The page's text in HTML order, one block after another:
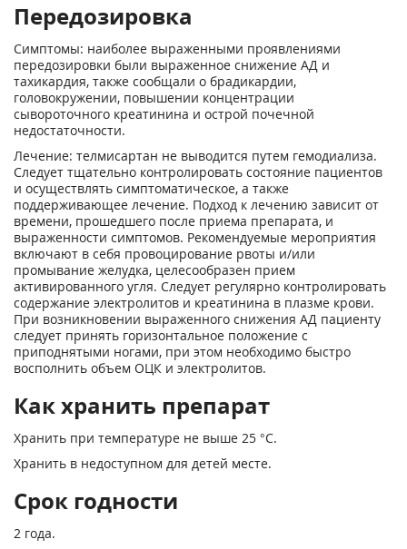
Передозировка
Симптомы: наиболее выраженными проявлениями
передозировки были выраженное снижение АД и
тахикардия, также сообщали о брадикардии,
головокружении, повышении концентрации
сывороточного креатинина и острой почечной
недостаточности.
Лечение: телмисартан не выводится путем гемодиализа.
Следует тщательно контролировать состояние пациентов
и осуществлять симптоматическое, а также
поддерживающее лечение. Подход к лечению зависит от
времени, прошедшего после приема препарата, и
выраженности симптомов. Рекомендуемые мероприятия
включают в себя провоцирование рвоты и/или
промывание желудка, целесообразен прием
активированного угля. Следует регулярно контролировать
содержание электролитов и креатинина в плазме крови.
При возникновении выраженного снижения АД пациенту
следует принять горизонтальное положение с
приподнятыми ногами, при этом необходимо быстро
восполнить объем ОЦК и электролитов.
Как хранить препарат
Хранить при температуре не выше 25 °С.
Хранить в недоступном для детей месте.
Срок годности
2 года.